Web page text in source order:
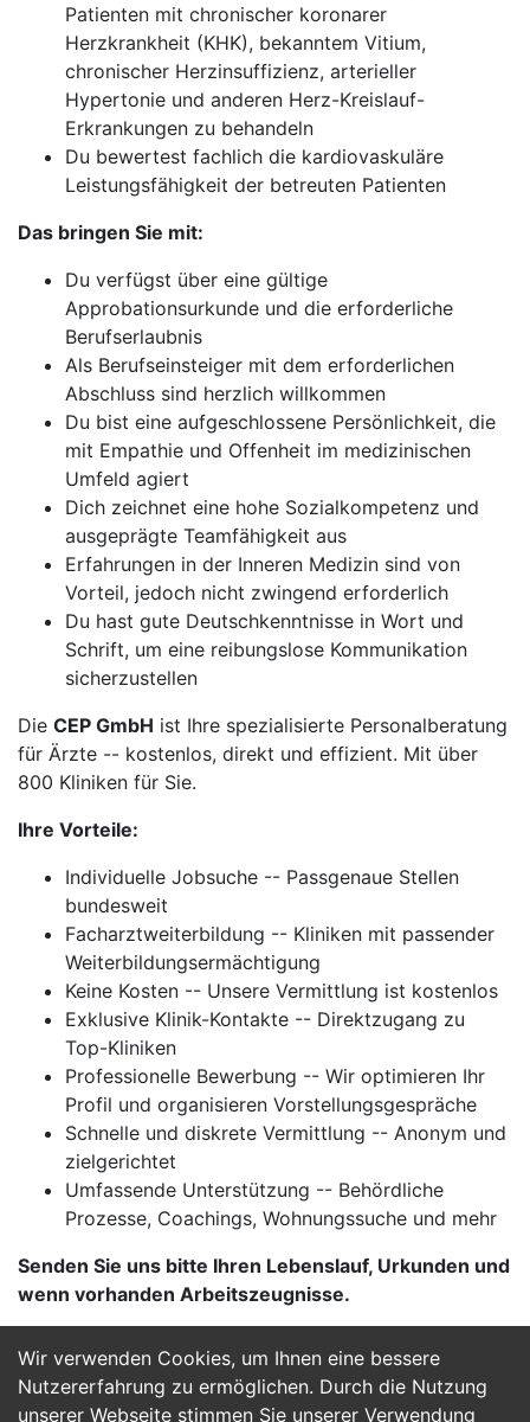
Wir verwenden Cookies, um Ihnen eine bessere
Nutzererfahrung zu ermöglichen. Durch die Nutzung
unserer Webseite stimmen Sie unserer Verwendung
Patienten mit chronischer koronarer
Herzkrankheit (KHK), bekanntem Vitium,
chronischer Herzinsuffizienz, arterieller
Hypertonie und anderen Herz-Kreislauf-
Erkrankungen zu behandeln
Du bewertest fachlich die kardiovaskuläre
Leistungsfähigkeit der betreuten Patienten
Das bringen Sie mit:
Du verfügst über eine gültige
Approbationsurkunde und die erforderliche
Berufserlaubnis
Als Berufseinsteiger mit dem erforderlichen
Abschluss sind herzlich willkommen
Du bist eine aufgeschlossene Persönlichkeit, die
mit Empathie und Offenheit im medizinischen
Umfeld agiert
Dich zeichnet eine hohe Sozialkompetenz und
ausgeprägte Teamfähigkeit aus
Erfahrungen in der Inneren Medizin sind von
Vorteil, jedoch nicht zwingend erforderlich
Du hast gute Deutschkenntnisse in Wort und
Schrift, um eine reibungslose Kommunikation
sicherzustellen
Die CEP GmbH ist Ihre spezialisierte Personalberatung
für Ärzte -- kostenlos, direkt und effizient. Mit über
800 Kliniken für Sie.
Ihre Vorteile:
Individuelle Jobsuche -- Passgenaue Stellen
bundesweit
Facharztweiterbildung -- Kliniken mit passender
Weiterbildungsermächtigung
Keine Kosten -- Unsere Vermittlung ist kostenlos
Exklusive Klinik-Kontakte -- Direktzugang zu
Top-Kliniken
Professionelle Bewerbung -- Wir optimieren Ihr
Profil und organisieren Vorstellungsgespräche
Schnelle und diskrete Vermittlung -- Anonym und
zielgerichtet
Umfassende Unterstützung -- Behördliche
Prozesse, Coachings, Wohnungssuche und mehr
Senden Sie uns bitte Ihren Lebenslauf, Urkunden und
wenn vorhanden Arbeitszeugnisse.
Jetzt Bewerben